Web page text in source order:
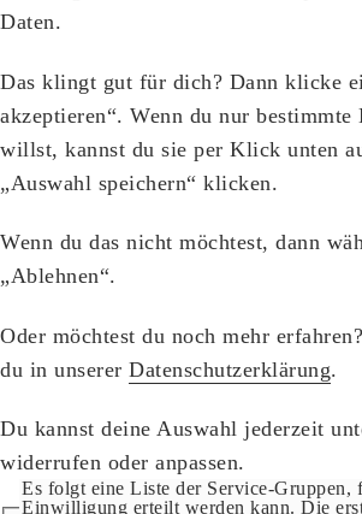
Daten.
Das klingt gut für dich? Dann klicke
akzeptieren“. Wenn du nur bestimmte
willst, kannst du sie per Klick unten
„Auswahl speichern“ klicken.
Wenn du das nicht möchtest, dann
„Ablehnen“.
Oder möchtest du noch mehr
du in unserer Datenschutzerklärung.
Du kannst deine Auswahl jederzeit
widerrufen oder anpassen.
Es folgt eine Liste der Service-Gruppen,
Einwilligung erteilt werden kann. Die